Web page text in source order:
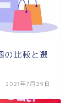
の比較と選
2021年7月29日